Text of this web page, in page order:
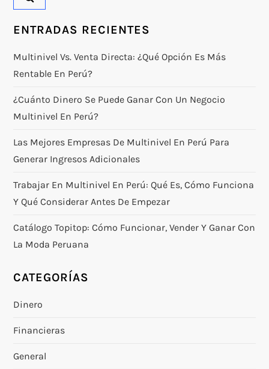
ENTRADAS RECIENTES
Multinivel Vs. Venta Directa: ¿qué Opción Es Más
Rentable En Perú?
¿Cuánto Dinero Se Puede Ganar Con Un Negocio
Multinivel En Perú?
Las Mejores Empresas De Multinivel En Perú Para
Generar Ingresos Adicionales
Trabajar En Multinivel En Perú: Qué Es, Cómo Funciona
Y Qué Considerar Antes De Empezar
Catálogo Topitop: Cómo Funcionar, Vender Y Ganar Con
La Moda Peruana
CATEGORÍAS
Dinero
Financieras
General